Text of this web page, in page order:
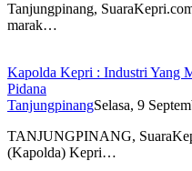
Tanjungpinang,
marak…
Kapolda Kepri : Industri Yang
Pidana
TanjungpinangSelasa, 9
TANJUNGPINANG,
(Kapolda) Kepri…